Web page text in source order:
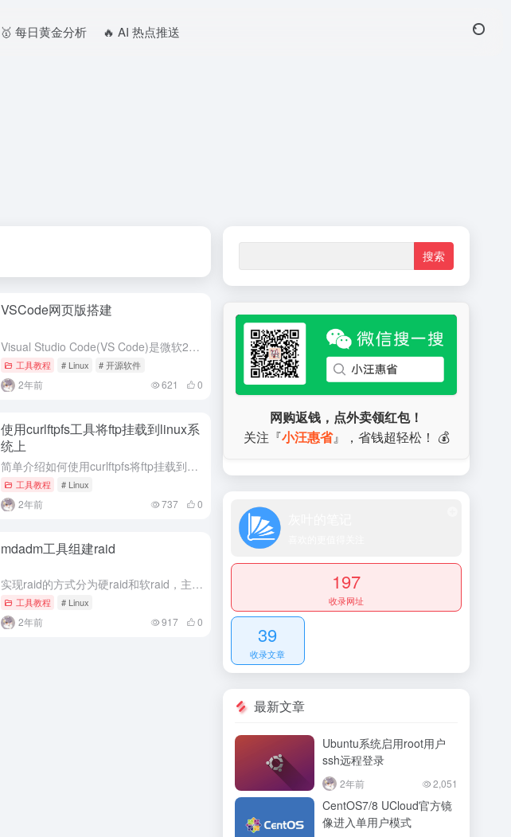
🥇 每日黄金分析 🔥 AI 热点推送
VSCode网页版搭建
Visual Studio Code(VS Code)是微软2015年推出的一个轻量但功能强大的源代码编辑器，基于 Electron 开发，支持 Windows、Linux 和 macOS 操作系统...
工具教程 # Linux # 开源软件
2年前 621 0
使用curlftpfs工具将ftp挂载到linux系
统上
简单介绍如何使用curlftpfs将ftp挂载到Linux系统上
工具教程 # Linux
2年前 737 0
mdadm工具组建raid
实现raid的方式分为硬raid和软raid，主要的区分判断其是否有独立的硬件来实现raid。mdadm工具属于软raid，虽然使用起来成本较低，但是其所有的功能是依托于操作系统层面，效率会低一些。
工具教程 # Linux
2年前 917 0
网购返钱，点外卖领红包！
关注『小汪惠省』，省钱超轻松！ 💰
197
收录网址
39
收录文章
最新文章
Ubuntu系统启用root用户
ssh远程登录
2年前 2,051
CentOS7/8 UCloud官方镜
像进入单用户模式